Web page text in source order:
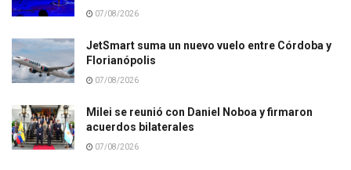
07/08/2026
JetSmart suma un nuevo vuelo entre Córdoba y
Florianópolis
07/08/2026
Milei se reunió con Daniel Noboa y firmaron
acuerdos bilaterales
07/08/2026